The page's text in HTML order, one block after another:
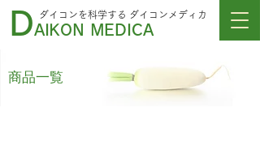
ダイコンを科学する ダイコンメディカ
DAIKON MEDICA
​商品一覧